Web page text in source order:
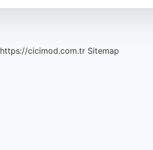
https://cicimod.com.tr Sitemap